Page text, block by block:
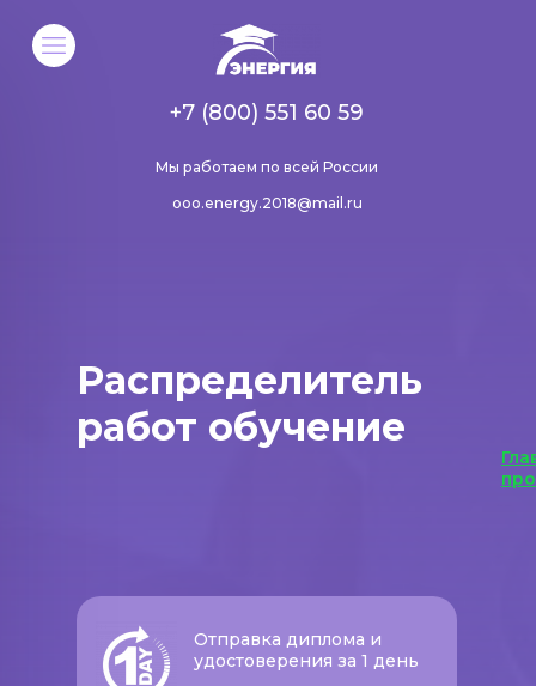
Мы работаем по всей России
+7 (800) 551 60 59
ooo.energy.2018@mail.ru
Распределитель
работ обучение
Отправка диплома и
удостоверения за 1 день